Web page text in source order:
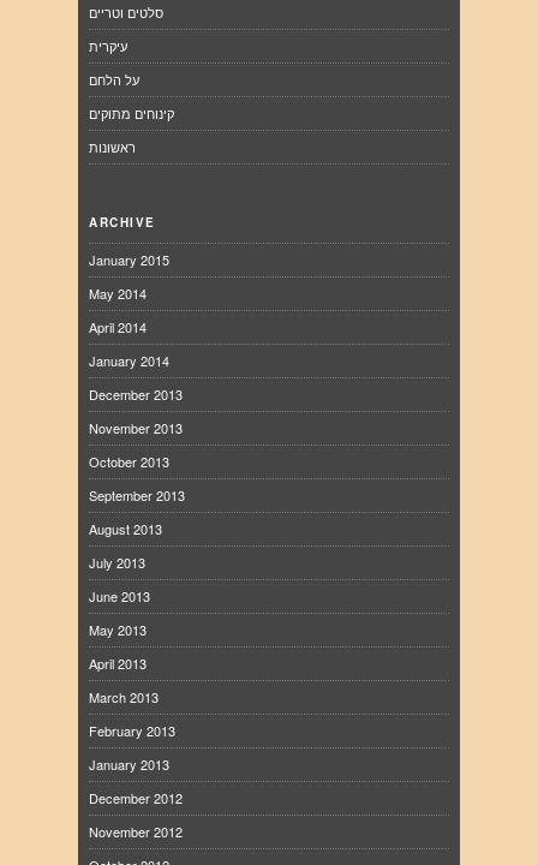
סלטים וטריים
עיקרית
על הלחם
קינוחים מתוקים
ראשונות
ARCHIVE
January 2015
May 2014
April 2014
January 2014
December 2013
November 2013
October 2013
September 2013
August 2013
July 2013
June 2013
May 2013
April 2013
March 2013
February 2013
January 2013
December 2012
November 2012